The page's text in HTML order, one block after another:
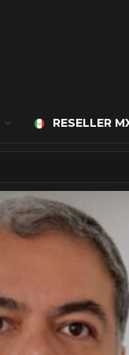
RESELLER